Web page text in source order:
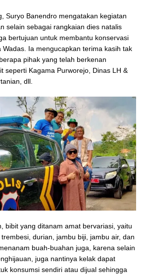
Suryo Banendro mengatakan kegiatan
selain sebagai rangkaian dies natalis
bertujuan untuk membantu konservasi
Wadas. Ia mengucapkan terima kasih tak
pihak yang telah berkenan
seperti Kagama Purworejo, Dinas LH &
dll.
bibit yang ditanam amat bervariasi, yaitu
durian, jambu biji, jambu air, dan
buah-buahan juga, karena selain
juga nantinya kelak dapat
konsumsi sendiri atau dijual sehingga